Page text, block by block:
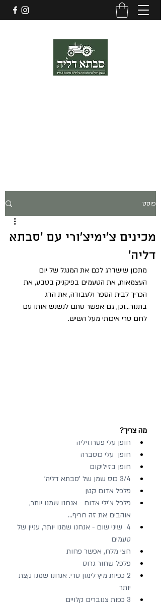
פוסט
מכינים צ'ימיצ'ורי עם 'סבתא
דליה'
מתכון שישדרג לכם את המנגל של יום
העצמאות, את הטעמים בפיקניק בטבע, את
הכריך לבית הספר ולעבודה, את הדג
בתנור...וכן, גם אפשר סתם לנשנש אותו עם
לחם טרי איכותי מעל השיש.
מה צריך?
חופן עלי פטרוזיליה
חופן  עלי כוסברה
חופן בזיליקום
3/4 כוס שמן של 'סבתא דליה'
פלפל אדום קטן
פלפל צ'ילי אדום - אנחנו שמנו יותר,
אוהבים את זה חריף...
4  שיני שום - אנחנו שמנו יותר, עניין של
טעמים
חצי מלח, אפשר פחות
פלפל שחור גרוס
2 כפיות מיץ לימון טרי. אנחנו שמנו קצת
יותר
3 כפות צנוברים קלויים